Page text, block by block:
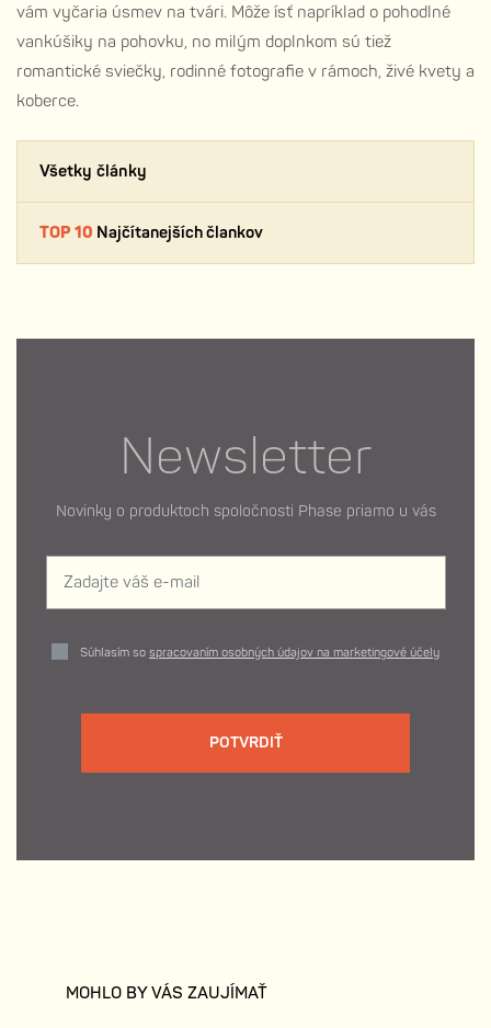
Všetky články
TOP 10 Najčítanejších člankov
vám vyčaria úsmev na tvári. Môže ísť napríklad o pohodlné
vankúšiky na pohovku, no milým doplnkom sú tiež
romantické sviečky, rodinné fotografie v rámoch, živé kvety a
koberce.
Newsletter
Novinky o produktoch spoločnosti Phase priamo u vás
Súhlasím so spracovaním osobných údajov na marketingové účely
POTVRDIŤ
MOHLO BY VÁS ZAUJÍMAŤ